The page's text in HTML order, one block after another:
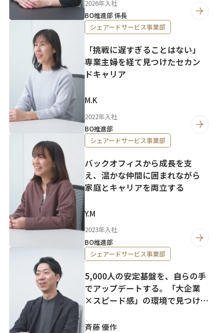
2026年入社
BO推進部 係長
シェアードサービス事業部
「挑戦に遅すぎることはない」
専業主婦を経て見つけたセカン
ドキャリア
M.K
2022年入社
BO推進部
シェアードサービス事業部
バックオフィスから成長を支
え、温かな仲間に囲まれながら
家庭とキャリアを両立する
Y.M
2023年入社
BO推進部
シェアードサービス事業部
5,000人の安定基盤を、自らの手
でアップデートする。「大企業
×スピード感」の環境で見つけ
像。
斉藤 優作